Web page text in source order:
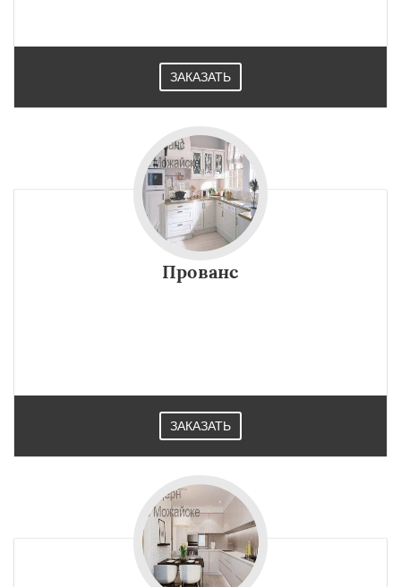
ЗАКАЗАТЬ
Прованс
ЗАКАЗАТЬ